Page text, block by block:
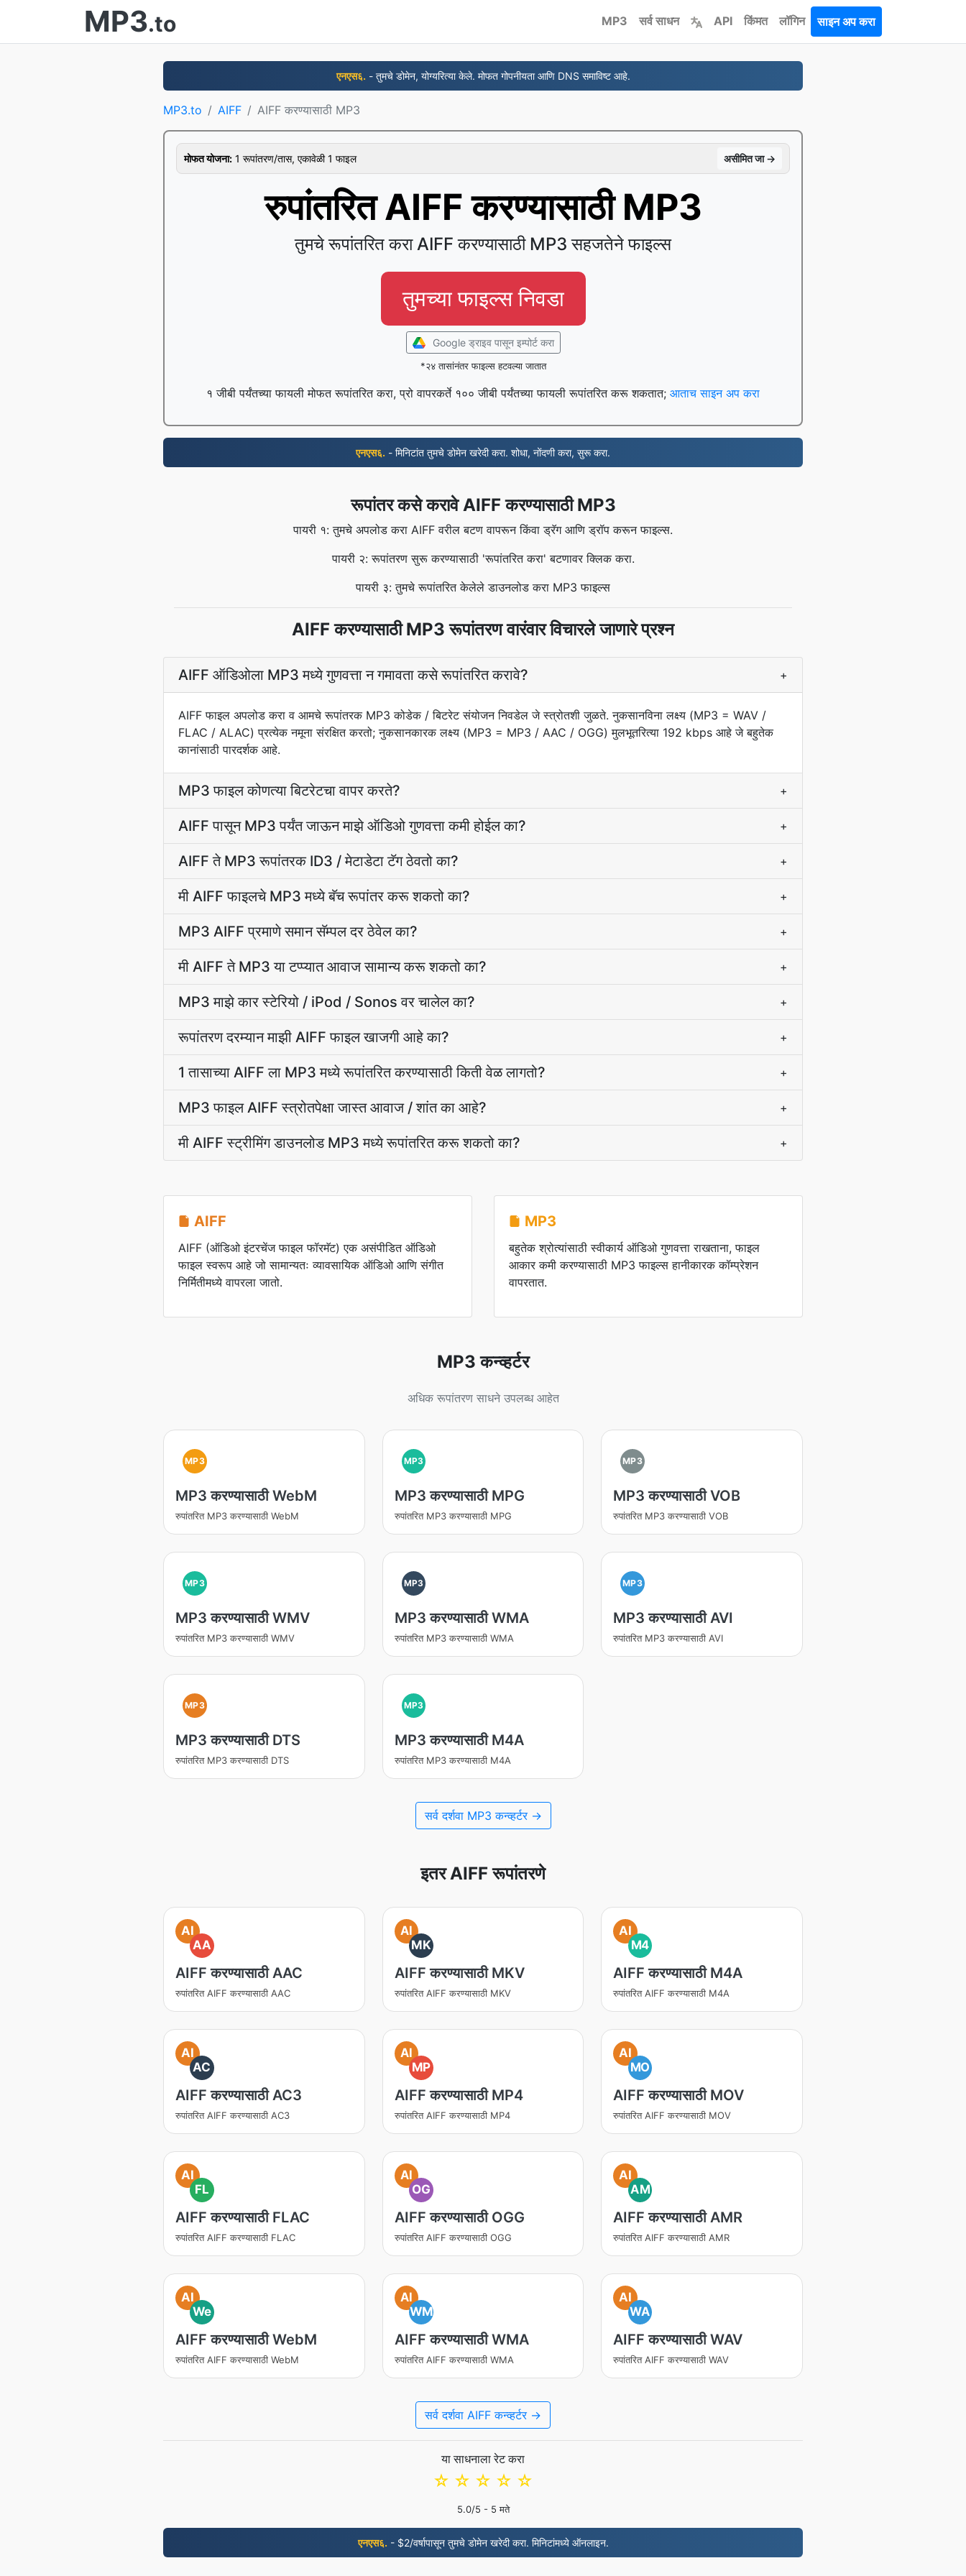
MP3.to MP3 सर्व साधन API किंमत लॉगिन साइन अप करा
एनएस६. - तुमचे डोमेन, योग्यरित्या केले. मोफत गोपनीयता आणि DNS समाविष्ट आहे.
MP3.to AIFF AIFF करण्यासाठी MP3
मोफत योजना: 1 रूपांतरण/तास, एकावेळी 1 फाइल असीमित जा →
रुपांतरित AIFF करण्यासाठी MP3
तुमचे रूपांतरित करा AIFF करण्यासाठी MP3 सहजतेने फाइल्स
तुमच्या फाइल्स निवडा
Google ड्राइव पासून इम्पोर्ट करा
*२४ तासांनंतर फाइल्स हटवल्या जातात
१ जीबी पर्यंतच्या फायली मोफत रूपांतरित करा, प्रो वापरकर्ते १०० जीबी पर्यंतच्या फायली रूपांतरित करू शकतात; आताच साइन अप करा
एनएस६. - मिनिटांत तुमचे डोमेन खरेदी करा. शोधा, नोंदणी करा, सुरू करा.
रूपांतर कसे करावे AIFF करण्यासाठी MP3
पायरी १: तुमचे अपलोड करा AIFF वरील बटण वापरून किंवा ड्रॅग आणि ड्रॉप करून फाइल्स.
पायरी २: रूपांतरण सुरू करण्यासाठी 'रूपांतरित करा' बटणावर क्लिक करा.
पायरी ३: तुमचे रूपांतरित केलेले डाउनलोड करा MP3 फाइल्स
AIFF करण्यासाठी MP3 रूपांतरण वारंवार विचारले जाणारे प्रश्न
AIFF ऑडिओला MP3 मध्ये गुणवत्ता न गमावता कसे रूपांतरित करावे? +
AIFF फाइल अपलोड करा व आमचे रूपांतरक MP3 कोडेक / बिटरेट संयोजन निवडेल जे स्त्रोतशी जुळते. नुकसानविना लक्ष्य (MP3 = WAV /
FLAC / ALAC) प्रत्येक नमूना संरक्षित करतो; नुकसानकारक लक्ष्य (MP3 = MP3 / AAC / OGG) मुलभूतरित्या 192 kbps आहे जे बहुतेक
कानांसाठी पारदर्शक आहे.
MP3 फाइल कोणत्या बिटरेटचा वापर करते? +
AIFF पासून MP3 पर्यंत जाऊन माझे ऑडिओ गुणवत्ता कमी होईल का? +
AIFF ते MP3 रूपांतरक ID3 / मेटाडेटा टॅग ठेवतो का? +
मी AIFF फाइलचे MP3 मध्ये बॅच रूपांतर करू शकतो का? +
MP3 AIFF प्रमाणे समान सॅम्पल दर ठेवेल का? +
मी AIFF ते MP3 या टप्प्यात आवाज सामान्य करू शकतो का? +
MP3 माझे कार स्टेरियो / iPod / Sonos वर चालेल का? +
रूपांतरण दरम्यान माझी AIFF फाइल खाजगी आहे का? +
1 तासाच्या AIFF ला MP3 मध्ये रूपांतरित करण्यासाठी किती वेळ लागतो? +
MP3 फाइल AIFF स्त्रोतपेक्षा जास्त आवाज / शांत का आहे? +
मी AIFF स्ट्रीमिंग डाउनलोड MP3 मध्ये रूपांतरित करू शकतो का? +
AIFF
AIFF (ऑडिओ इंटरचेंज फाइल फॉरमॅट) एक असंपीडित ऑडिओ
फाइल स्वरूप आहे जो सामान्यतः व्यावसायिक ऑडिओ आणि संगीत
निर्मितीमध्ये वापरला जातो.
MP3
बहुतेक श्रोत्यांसाठी स्वीकार्य ऑडिओ गुणवत्ता राखताना, फाइल
आकार कमी करण्यासाठी MP3 फाइल्स हानीकारक कॉम्प्रेशन
वापरतात.
MP3 कन्व्हर्टर
अधिक रूपांतरण साधने उपलब्ध आहेत
MP3
MP3 करण्यासाठी WebM
रुपांतरित MP3 करण्यासाठी WebM
MP3
MP3 करण्यासाठी MPG
रुपांतरित MP3 करण्यासाठी MPG
MP3
MP3 करण्यासाठी VOB
रुपांतरित MP3 करण्यासाठी VOB
MP3
MP3 करण्यासाठी WMV
रुपांतरित MP3 करण्यासाठी WMV
MP3
MP3 करण्यासाठी WMA
रुपांतरित MP3 करण्यासाठी WMA
MP3
MP3 करण्यासाठी AVI
रुपांतरित MP3 करण्यासाठी AVI
MP3
MP3 करण्यासाठी DTS
रुपांतरित MP3 करण्यासाठी DTS
MP3
MP3 करण्यासाठी M4A
रुपांतरित MP3 करण्यासाठी M4A
सर्व दर्शवा MP3 कन्व्हर्टर →
इतर AIFF रूपांतरणे
AI
AA
AIFF करण्यासाठी AAC
रुपांतरित AIFF करण्यासाठी AAC
AI
MK
AIFF करण्यासाठी MKV
रुपांतरित AIFF करण्यासाठी MKV
AI
M4
AIFF करण्यासाठी M4A
रुपांतरित AIFF करण्यासाठी M4A
AI
AC
AIFF करण्यासाठी AC3
रुपांतरित AIFF करण्यासाठी AC3
AI
MP
AIFF करण्यासाठी MP4
रुपांतरित AIFF करण्यासाठी MP4
AI
MO
AIFF करण्यासाठी MOV
रुपांतरित AIFF करण्यासाठी MOV
AI
FL
AIFF करण्यासाठी FLAC
रुपांतरित AIFF करण्यासाठी FLAC
AI
OG
AIFF करण्यासाठी OGG
रुपांतरित AIFF करण्यासाठी OGG
AI
AM
AIFF करण्यासाठी AMR
रुपांतरित AIFF करण्यासाठी AMR
AI
We
AIFF करण्यासाठी WebM
रुपांतरित AIFF करण्यासाठी WebM
AI
WM
AIFF करण्यासाठी WMA
रुपांतरित AIFF करण्यासाठी WMA
AI
WA
AIFF करण्यासाठी WAV
रुपांतरित AIFF करण्यासाठी WAV
सर्व दर्शवा AIFF कन्व्हर्टर →
या साधनाला रेट करा
☆
☆
☆
☆
☆
5.0/5 - 5 मते
एनएस६. - $2/वर्षापासून तुमचे डोमेन खरेदी करा. मिनिटांमध्ये ऑनलाइन.